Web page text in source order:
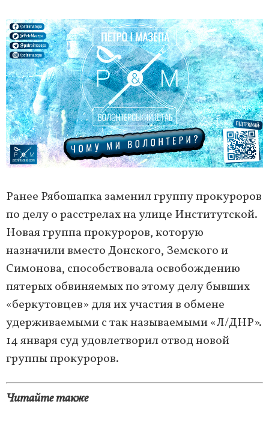
Ранее Рябошапка заменил группу прокуроров
по делу о расстрелах на улице Институтской.
Новая группа прокуроров, которую
назначили вместо Донского, Земского и
Симонова, способствовала освобождению
пятерых обвиняемых по этому делу бывших
«беркутовцев» для их участия в обмене
удерживаемыми с так называемыми «Л/ДНР».
14 января суд удовлетворил отвод новой
группы прокуроров.
Читайте также